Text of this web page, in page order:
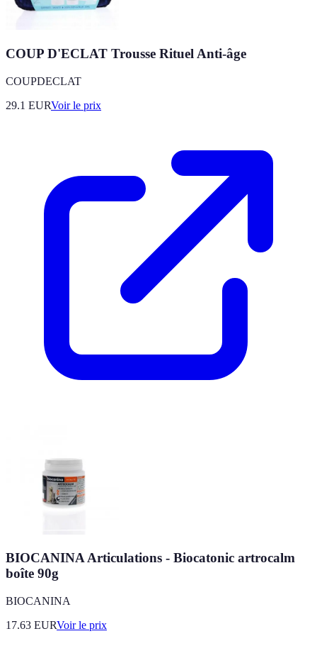
COUP D'ECLAT Trousse Rituel Anti-âge
COUPDECLAT
29.1 EURVoir le prix
BIOCANINA Articulations - Biocatonic artrocalm
boîte 90g
BIOCANINA
17.63 EURVoir le prix